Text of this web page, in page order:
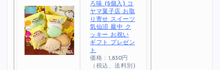
ろ味 (5個入) コ
ヤマ菓子店 お取
り寄せ スイーツ
気仙沼 最中 ク
ッキー お祝い
ギフト プレゼン
ト
価格：1,830円
（税込、送料別)